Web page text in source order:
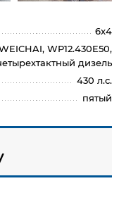
6x4
WP12.430E50,
дизель
430 л.с.
пятый